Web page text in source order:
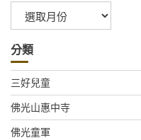
整
分類
三好兒童
佛光山惠中寺
佛光童軍